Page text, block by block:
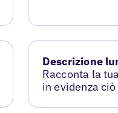
Descrizione
Racconta la
in evidenza